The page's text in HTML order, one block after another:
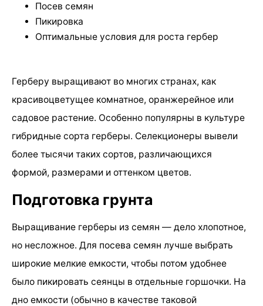
Посев семян
Пикировка
Оптимальные условия для роста гербер
Герберу выращивают во многих странах, как
красивоцветущее комнатное, оранжерейное или
садовое растение. Особенно популярны в культуре
гибридные сорта герберы. Селекционеры вывели
более тысячи таких сортов, различающихся
формой, размерами и оттенком цветов.
Подготовка грунта
Выращивание герберы из семян — дело хлопотное,
но несложное. Для посева семян лучше выбрать
широкие мелкие емкости, чтобы потом удобнее
было пикировать сеянцы в отдельные горшочки. На
дно емкости (обычно в качестве таковой